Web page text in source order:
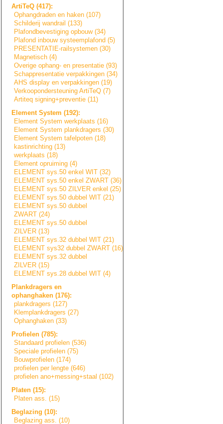
ArtiTeQ (417):
Ophangdraden en haken (107)
Schilderij wandrail (133)
Plafondbevestiging opbouw (34)
Plafond inbouw systeemplafond (5)
PRESENTATIE-rail systemen (30)
Magnetisch (4)
Overige ophang- en presentatie (93)
Schappresentatie verpakkingen (34)
AHS display en verpakkingen (19)
Verkoopondersteuning ArtiTeQ (7)
Artiteq signing+preventie (11)
Element System (192):
Element System werkplaats (16)
Element System plankdragers (30)
Element System tafelpoten (18)
kastinrichting (13)
werkplaats (18)
Element opruiming (4)
ELEMENT sys.50 enkel WIT (32)
ELEMENT sys.50 enkel ZWART (36)
ELEMENT sys.50 ZILVER enkel (25)
ELEMENT sys.50 dubbel WIT (21)
ELEMENT sys.50 dubbel
ZWART (24)
ELEMENT sys.50 dubbel
ZILVER (13)
ELEMENT sys.32 dubbel WIT (21)
ELEMENT sys32 dubbel ZWART (16)
ELEMENT sys.32 dubbel
ZILVER (15)
ELEMENT sys.28 dubbel WIT (4)
Plankdragers en
ophanghaken (176):
plankdragers (127)
Klemplankdragers (27)
Ophanghaken (33)
Profielen (785):
Standaard profielen (536)
Speciale profielen (75)
Bouwprofielen (174)
profielen per lengte (646)
profielen ano+messing+staal (102)
Platen (15):
Platen ass. (15)
Beglazing (10):
Beglazing ass. (10)